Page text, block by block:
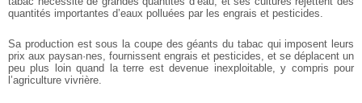
quantités importantes d’eaux polluées par les engrais et pesticides.
Sa production est sous la coupe des géants du tabac qui imposent leurs
prix aux paysan·nes, fournissent engrais et pesticides, et se déplacent un
peu plus loin quand la terre est devenue inexploitable, y compris pour
l’agriculture vivrière.